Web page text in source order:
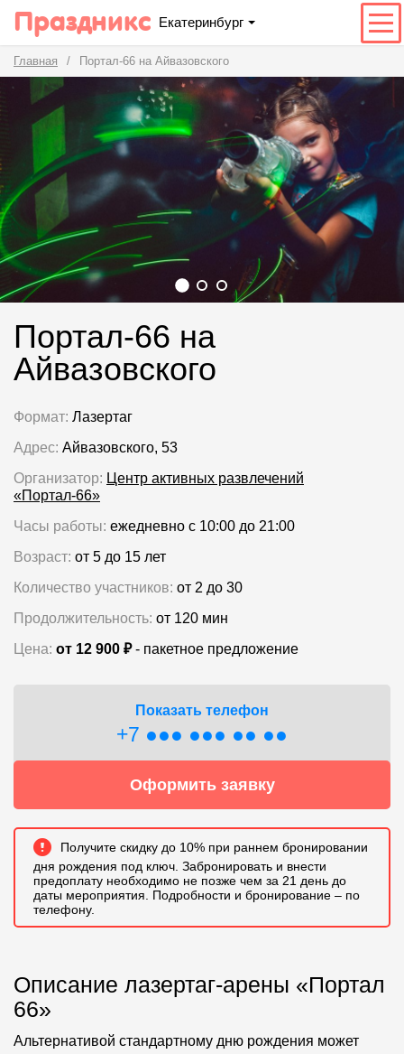
Праздникс Екатеринбург
Главная Портал-66 на Айвазовского
Портал-66 на
Айвазовского
Формат: Лазертаг
Адрес: Айвазовского, 53
Организатор: Центр активных развлечений
«Портал-66»
Часы работы: ежедневно с 10:00 до 21:00
Возраст: от 5 до 15 лет
Количество участников: от 2 до 30
Продолжительность: от 120 мин
Цена: от 12 900 ₽- пакетное предложение
Показать телефон
+7 ●●● ●●● ●● ●●
Оформить заявку
Получите скидку до 10% при раннем бронировании
дня рождения под ключ. Забронировать и внести
предоплату необходимо не позже чем за 21 день до
даты мероприятия. Подробности и бронирование – по
телефону.
Описание лазертаг-арены «Портал
66»
Альтернативой стандартному дню рождения может